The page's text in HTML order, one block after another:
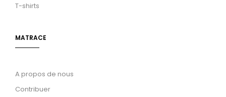
T-shirts
MATRACE
A propos de nous
Contribuer